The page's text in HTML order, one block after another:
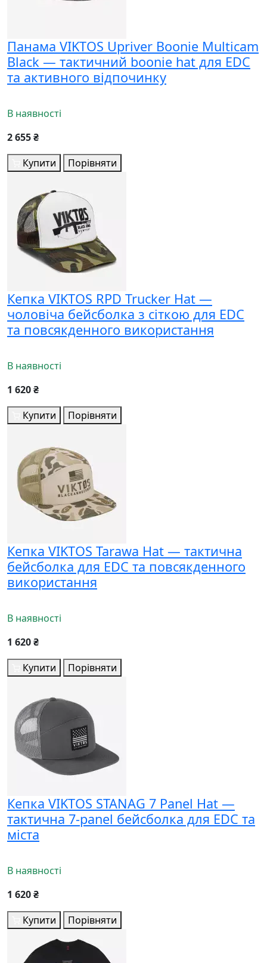
Панама VIKTOS Upriver Boonie Multicam
Black — тактичний boonie hat для EDC
та активного відпочинку
В наявності
2 655 ₴
Купити
Порівняти
Кепка VIKTOS RPD Trucker Hat —
чоловіча бейсболка з сіткою для EDC
та повсякденного використання
В наявності
1 620 ₴
Купити
Порівняти
Кепка VIKTOS Tarawa Hat — тактична
бейсболка для EDC та повсякденного
використання
В наявності
1 620 ₴
Купити
Порівняти
Кепка VIKTOS STANAG 7 Panel Hat —
тактична 7-panel бейсболка для EDC та
міста
В наявності
1 620 ₴
Купити
Порівняти